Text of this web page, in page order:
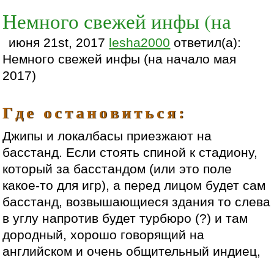
Немного свежей инфы (на
июня 21st, 2017 lesha2000 ответил(а):
Немного свежей инфы (на начало мая
2017)
Где остановиться:
Джипы и локалбасы приезжают на
басстанд. Если стоять спиной к стадиону,
который за басстандом (или это поле
какое-то для игр), а перед лицом будет сам
басстанд, возвышающиеся здания то слева
в углу напротив будет турбюро (?) и там
дородный, хорошо говорящий на
английском и очень общительный индиец,